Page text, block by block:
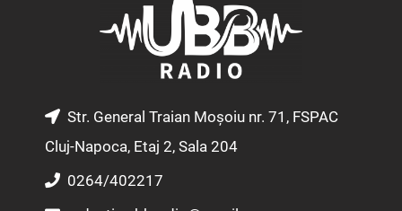
m
o
k
e
Str. General Traian Moșoiu nr. 71, FSPAC
Cluj-Napoca, Etaj 2, Sala 204
0264/402217